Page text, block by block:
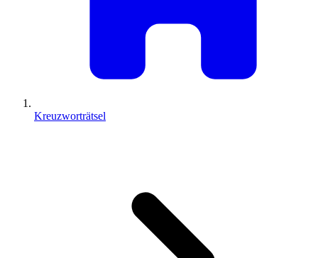
Kreuzworträtsel